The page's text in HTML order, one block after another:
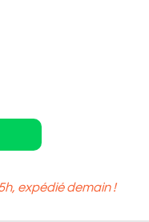
expédié demain !